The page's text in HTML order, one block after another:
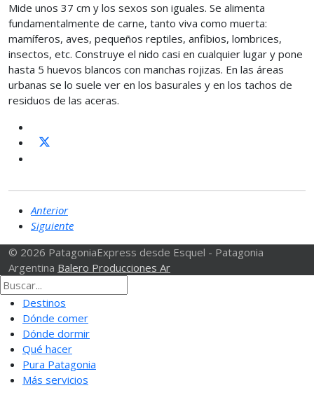
Mide unos 37 cm y los sexos son iguales. Se alimenta
fundamentalmente de carne, tanto viva como muerta:
mamíferos, aves, pequeños reptiles, anfibios, lombrices,
insectos, etc. Construye el nido casi en cualquier lugar y pone
hasta 5 huevos blancos con manchas rojizas. En las áreas
urbanas se lo suele ver en los basurales y en los tachos de
residuos de las aceras.
Anterior
Siguiente
© 2026 PatagoniaExpress desde Esquel - Patagonia
Argentina Balero Producciones Ar
Destinos
Dónde comer
Dónde dormir
Qué hacer
Pura Patagonia
Más servicios